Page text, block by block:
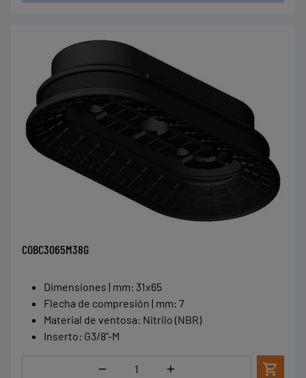
COBC3065M38G
Dimensiones | mm: 31x65
Flecha de compresión | mm: 7
Material de ventosa: Nitrilo (NBR)
Inserto: G3/8"-M
Cantidad